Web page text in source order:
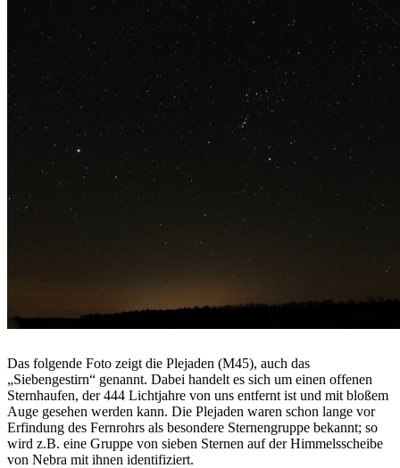
Das folgende Foto zeigt die Plejaden (M45), auch das
„Siebengestirn“ genannt. Dabei handelt es sich um einen offenen
Sternhaufen, der 444 Lichtjahre von uns entfernt ist und mit bloßem
Auge gesehen werden kann. Die Plejaden waren schon lange vor
Erfindung des Fernrohrs als besondere Sternengruppe bekannt; so
wird z.B. eine Gruppe von sieben Sternen auf der Himmelsscheibe
von Nebra mit ihnen identifiziert.